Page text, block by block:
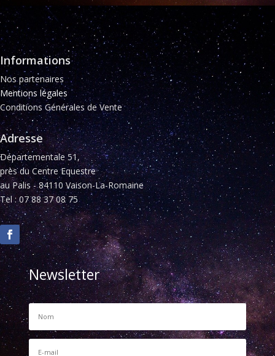
Informations
Nos partenaires
Mentions légales
Conditions Générales de Vente
Adresse
Départementale 51,
près du Centre Equestre
au Palis - 84110 Vaison-La-Romaine
Tel : 07 88 37 08 75
Newsletter